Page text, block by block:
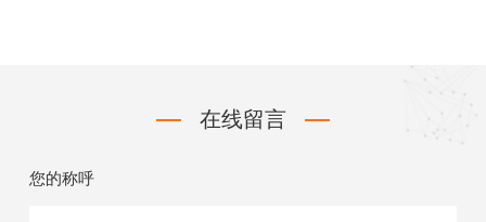
在线留言
您的称呼